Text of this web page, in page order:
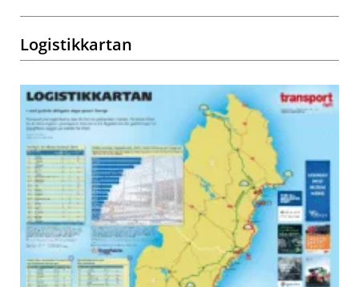
Logistikkartan